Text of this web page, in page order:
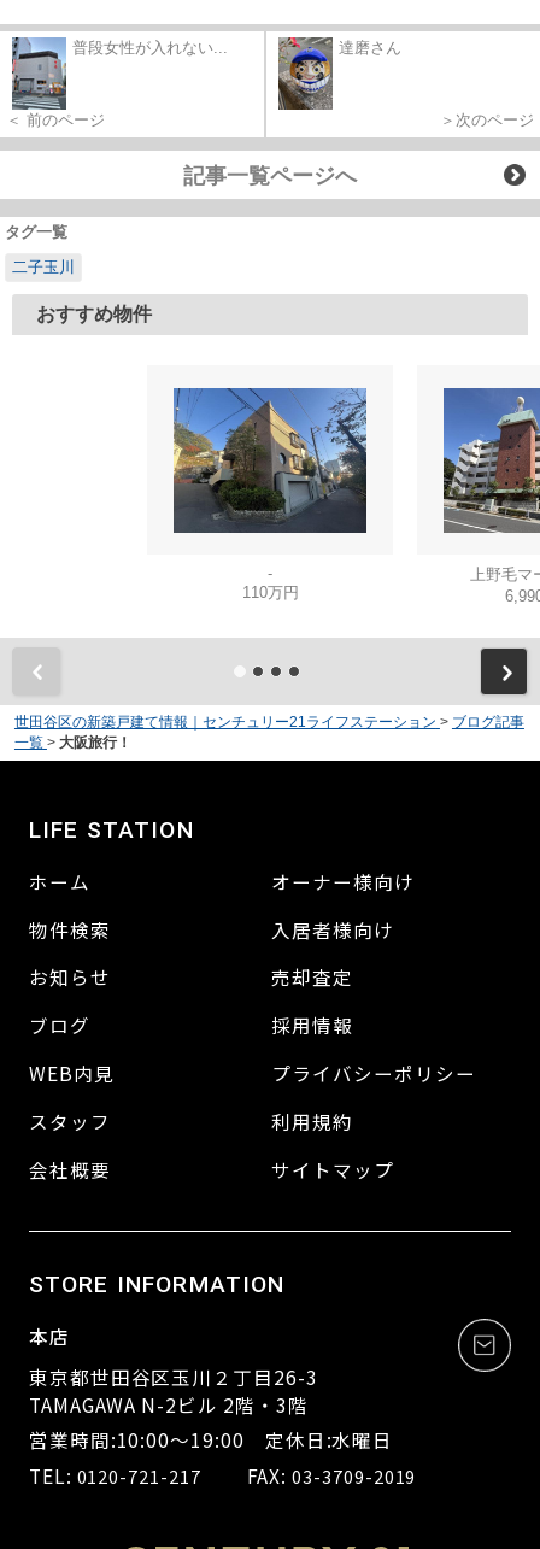
普段女性が入れない...
＜ 前のページ
達磨さん
＞次のページ
記事一覧ページへ
タグ一覧
二子玉川
おすすめ物件
-
110万円
上野毛マ
世田谷区の新築戸建て情報｜センチュリー21ライフステーション > ブログ記事
一覧 > 大阪旅行！
LIFE STATION
ホーム
物件検索
お知らせ
ブログ
WEB内見
スタッフ
会社概要
オーナー様向け
入居者様向け
売却査定
採用情報
プライバシーポリシー
利用規約
サイトマップ
STORE INFORMATION
本店
東京都世田谷区玉川２丁目26-3
TAMAGAWA N-2ビル 2階・3階
営業時間:10:00～19:00 定休日:水曜日
TEL: 0120-721-217 FAX:03-3709-2019